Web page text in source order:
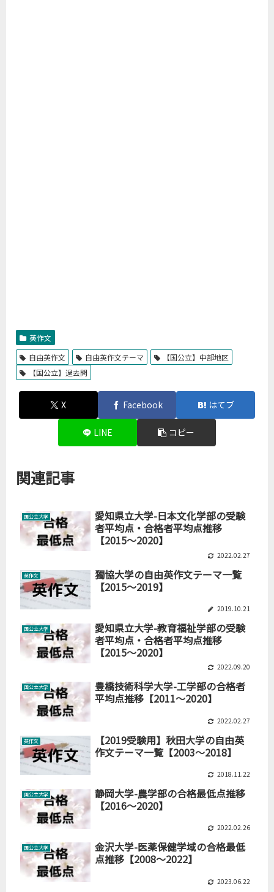
英作文
自由英作文
自由英作文テーマ
【国公立】中部地区
【国公立】過去問
X Facebook はてブ
LINE コピー
関連記事
国公立大学
愛知県立大学-日本文化学部の受験
者平均点・合格者平均点推移
【2015～2020】
2022.02.27
英作文
獨協大学の自由英作文テーマ一覧
【2015～2019】
2019.10.21
国公立大学
愛知県立大学-教育福祉学部の受験
者平均点・合格者平均点推移
【2015～2020】
2022.09.20
国公立大学
豊橋技術科学大学-工学部の合格者
平均点推移【2011～2020】
2022.02.27
英作文
【2019受験用】秋田大学の自由英
作文テーマ一覧【2003～2018】
2018.11.22
国公立大学
静岡大学-農学部の合格最低点推移
【2016～2020】
2022.02.26
国公立大学
金沢大学-医薬保健学域の合格最低
点推移【2008～2022】
2023.06.22